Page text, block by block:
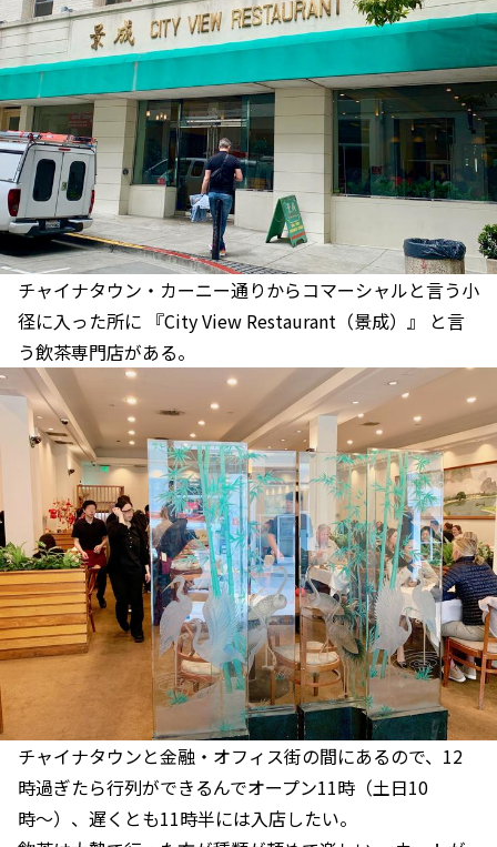
チャイナタウン・カーニー通りからコマーシャルと言う小
径に入った所に 『City View Restaurant（景成）』 と言
う飲茶専門店がある。
チャイナタウンと金融・オフィス街の間にあるので、12
時過ぎたら行列ができるんでオープン11時（土日10
時〜）、遅くとも11時半には入店したい。